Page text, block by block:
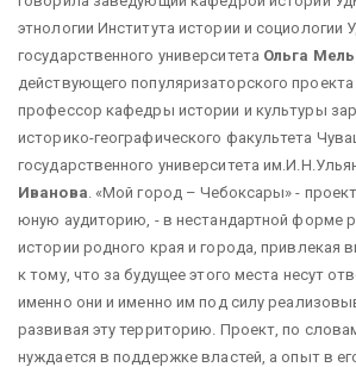
этнологии Института истории и социологии
государственного университета Ольга
действующего популяризаторского
профессор кафедры истории и культуры
историко-географического факультета
государственного университета
Иванова . «Мой город – Чебоксары» -
юную аудиторию, - в нестандартной форме
истории родного края и города, привлекая
к тому, что за будущее этого места несут
именно они и именно им под силу
развивая эту территорию. Проект, по
нуждается в поддержке властей, а опыт в